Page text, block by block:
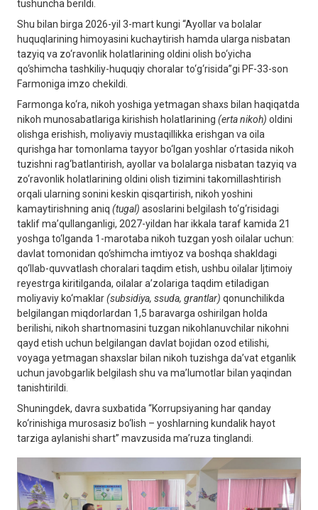
tushuncha berildi.
Shu bilan birga 2026-yil 3-mart kungi “Ayollar va bolalar
huquqlarining himoyasini kuchaytirish hamda ularga nisbatan
tazyiq va zo‘ravonlik holatlarining oldini olish bo‘yicha
qo‘shimcha tashkiliy-huquqiy choralar to‘g‘risida”gi PF-33-son
Farmoniga imzo chekildi.
Farmonga ko‘ra, nikoh yoshiga yetmagan shaxs bilan haqiqatda
nikoh munosabatlariga kirishish holatlarining (erta nikoh) oldini
olishga erishish, moliyaviy mustaqillikka erishgan va oila
qurishga har tomonlama tayyor bo‘lgan yoshlar o‘rtasida nikoh
tuzishni rag‘batlantirish, ayollar va bolalarga nisbatan tazyiq va
zo‘ravonlik holatlarining oldini olish tizimini takomillashtirish
orqali ularning sonini keskin qisqartirish, nikoh yoshini
kamaytirishning aniq (tugal) asoslarini belgilash to‘g‘risidagi
taklif ma’qullanganligi, 2027-yildan har ikkala taraf kamida 21
yoshga to‘lganda 1-marotaba nikoh tuzgan yosh oilalar uchun:
davlat tomonidan qo‘shimcha imtiyoz va boshqa shakldagi
qo‘llab-quvvatlash choralari taqdim etish, ushbu oilalar Ijtimoiy
reyestrga kiritilganda, oilalar a’zolariga taqdim etiladigan
moliyaviy ko‘maklar(subsidiya, ssuda, grantlar) qonunchilikda
belgilangan miqdorlardan 1,5 baravarga oshirilgan holda
berilishi, nikoh shartnomasini tuzgan nikohlanuvchilar nikohni
qayd etish uchun belgilangan davlat bojidan ozod etilishi,
voyaga yetmagan shaxslar bilan nikoh tuzishga da’vat etganlik
uchun javobgarlik belgilash shu va ma’lumotlar bilan yaqindan
tanishtirildi.
Shuningdek, davra suxbatida “Korrupsiyaning har qanday
ko‘rinishiga murosasiz bo‘lish – yoshlarning kundalik hayot
tarziga aylanishi shart” mavzusida ma’ruza tinglandi.